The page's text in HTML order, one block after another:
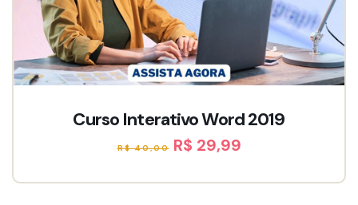
Curso Interativo Word 2019
R$ 40,00 R$ 29,99